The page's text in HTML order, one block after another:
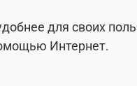
для своих
Интернет.